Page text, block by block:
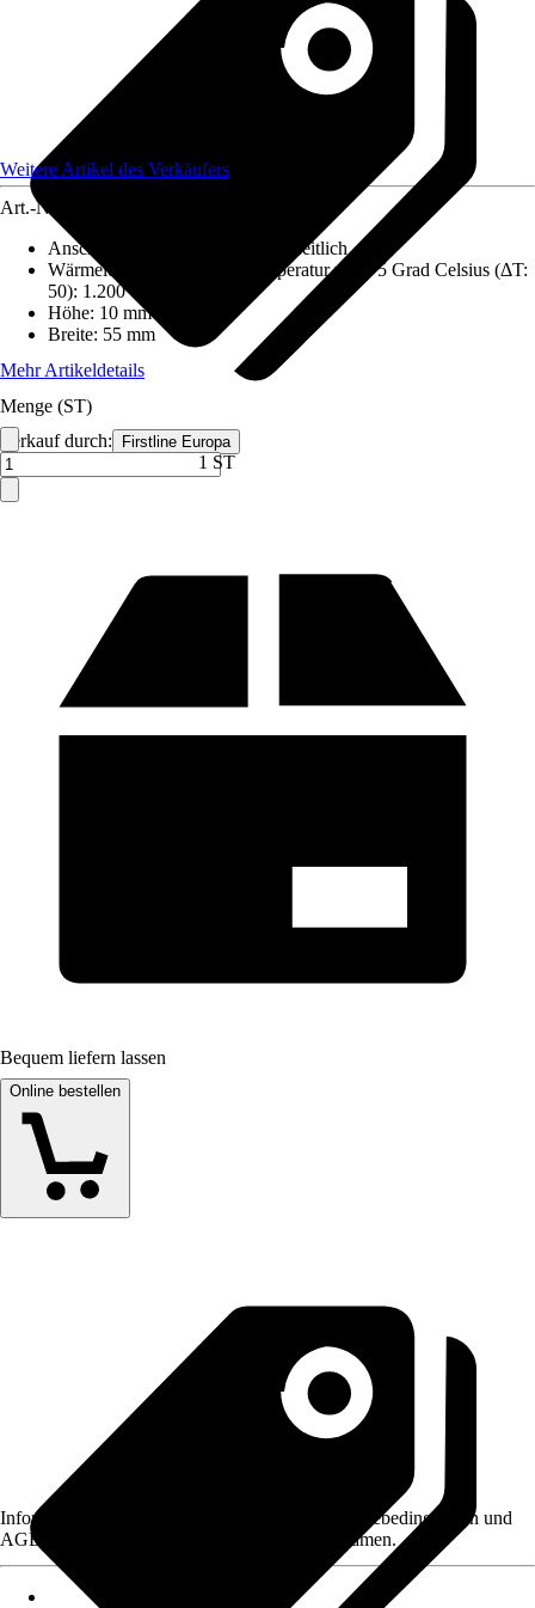
Verkauf durch: Firstline Europa
Weitere Artikel des Verkäufers
Art.-Nr.
Anschluss Heizkörper
Einseitig seitlich
Wärmeleistung bei Vorlauftemperatur von 75 Grad Celsius (ΔT:
50): 1.200 W
Höhe: 10 mm
Breite: 55 mm
Mehr Artikeldetails
Menge (ST)
1 ST
Bequem liefern lassen
Online bestellen
Informationen des Verkäufers, wie z. B. Rückgabebedingungen und
AGB, finden Sie bei Klick auf den Verkäufernamen.